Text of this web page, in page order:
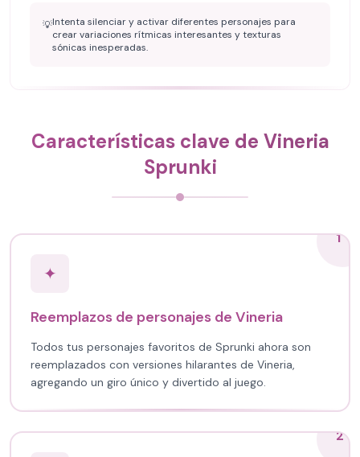
💡Intenta silenciar y activar diferentes personajes para
crear variaciones rítmicas interesantes y texturas
sónicas inesperadas.
Características clave de Vineria
Sprunki
1
✦
Reemplazos de personajes de Vineria
Todos tus personajes favoritos de Sprunki ahora son
reemplazados con versiones hilarantes de Vineria,
agregando un giro único y divertido al juego.
2